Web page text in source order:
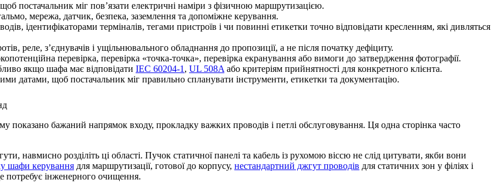
постачальник міг пов’язати електричні наміри з фізичною маршрутизацією.
мережа, датчик, безпека, заземлення та допоміжне керування.
ідентифікаторами терміналів, тегами пристроїв і чи повинні етикетки точно відповідати кресленням, які дивляться
реле, з’єднувачів і ущільнювального обладнання до пропозиції, а не після початку дефіциту.
перевірка, перевірка «точка-точка», перевірка екранування або вимоги до затвердження фотографії.
якщо шафа має відповідати IEC 60204-1, UL 508Aабо критеріям прийнятності для конкретного клієнта.
датами, щоб постачальник міг правильно спланувати інструменти, етикетки та документацію.
бажаний напрямок входу, прокладку важких проводів і петлі обслуговування. Ця одна сторінка часто
навмисно розділіть ці області. Пучок статичної панелі та кабель із рухомою віссю не слід цитувати, якби вони
шафи керування для маршрутизації, готової до корпусу, нестандартний джгут проводів для статичних зон у філіях і
потребує інженерного очищення.